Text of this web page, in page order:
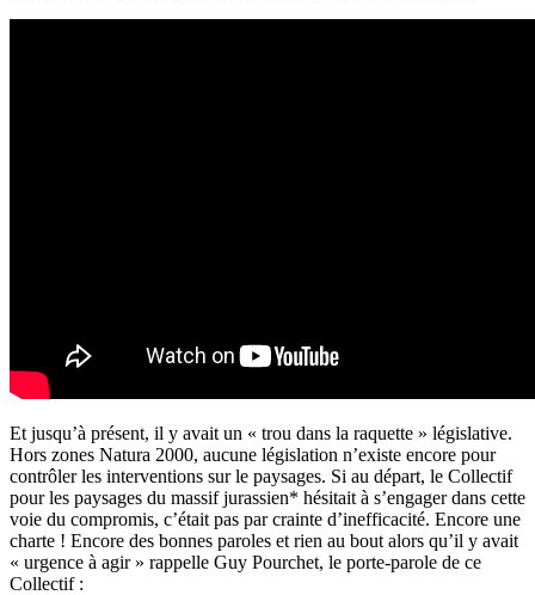
Et jusqu’à présent, il y avait un « trou dans la raquette » législative.
Hors zones Natura 2000, aucune législation n’existe encore pour
contrôler les interventions sur le paysages. Si au départ, le Collectif
pour les paysages du massif jurassien* hésitait à s’engager dans cette
voie du compromis, c’était pas par crainte d’inefficacité. Encore une
charte ! Encore des bonnes paroles et rien au bout alors qu’il y avait
« urgence à agir » rappelle Guy Pourchet, le porte-parole de ce
Collectif :